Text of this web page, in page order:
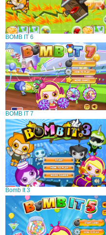
BOMB IT 6
BOMB IT 7
Bomb It 3